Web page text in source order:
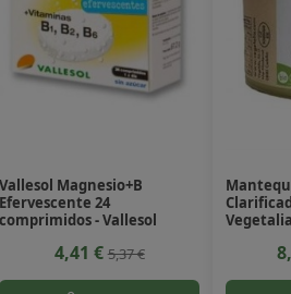
Vallesol Magnesio+B
Efervescente 24
comprimidos - Vallesol
4,41 €5,37 €
Vegetalia